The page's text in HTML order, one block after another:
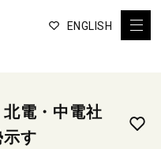
ENGLISH
電・中電社
す